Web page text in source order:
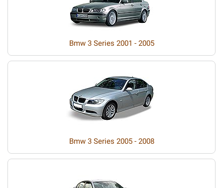
Bmw 3 Series 2001 - 2005
Bmw 3 Series 2005 - 2008